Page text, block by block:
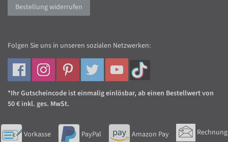
Bestellung widerrufen
Folgen Sie uns in unseren sozialen Netzwerken:
*Ihr Gutscheincode ist einmalig einlösbar, ab einen Bestellwert von
50 € inkl. ges. MwSt.
Vorkasse PayPal Amazon Pay Rechnung